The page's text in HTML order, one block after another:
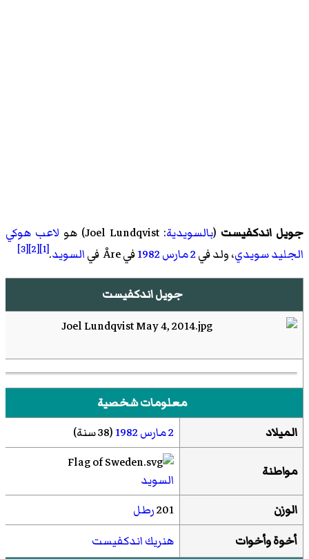
جويل اندكفيست (بالسويدية:
Joel Lundqvist)‏ هو لاعب هوكي
الجليدسويدي، ولد في2 مارس 1982في Åre في السويد.
[1]
[2]
[3]
جويل اندكفيست
معلومات شخصية
الميلاد
2 مارس 1982(38 سنة)
مواطنة
السويد
الوزن
201رطل
أخوة وأخوات
هنريك اندكفيست